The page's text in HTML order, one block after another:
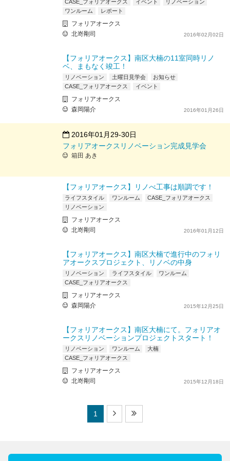
CASE_フォリアオークス イベント
リノベーション
ワンルーム
レポート
フォリアオークス
北嵜剛司
2016年02月02日
【フォリアオークス】南区大楠の11室同時リノ
ベ、まもなく竣工！
リノベーション 土曜日見学会
お知らせ
CASE_フォリアオークス
イベント
フォリアオークス
森岡陽介
2016年01月26日
2016年01月29-30日
フォリアオークスリノベーション完成見学会
箱田 あき
【フォリアオークス】リノべ工事は順調です！
ライフスタイル ワンルーム
CASE_フォリアオークス
リノベーション
フォリアオークス
北嵜剛司
2016年01月12日
【フォリアオークス】南区大楠で進行中のフォリ
アオークスプロジェクト、リノベの中身
リノベーション ライフスタイル
ワンルーム
CASE_フォリアオークス
フォリアオークス
森岡陽介
2015年12月25日
【フォリアオークス】南区大楠にて。フォリアオ
ークスリノベーションプロジェクトスタート！
リノベーション ワンルーム
大楠
CASE_フォリアオークス
フォリアオークス
北嵜剛司
2015年12月18日
1